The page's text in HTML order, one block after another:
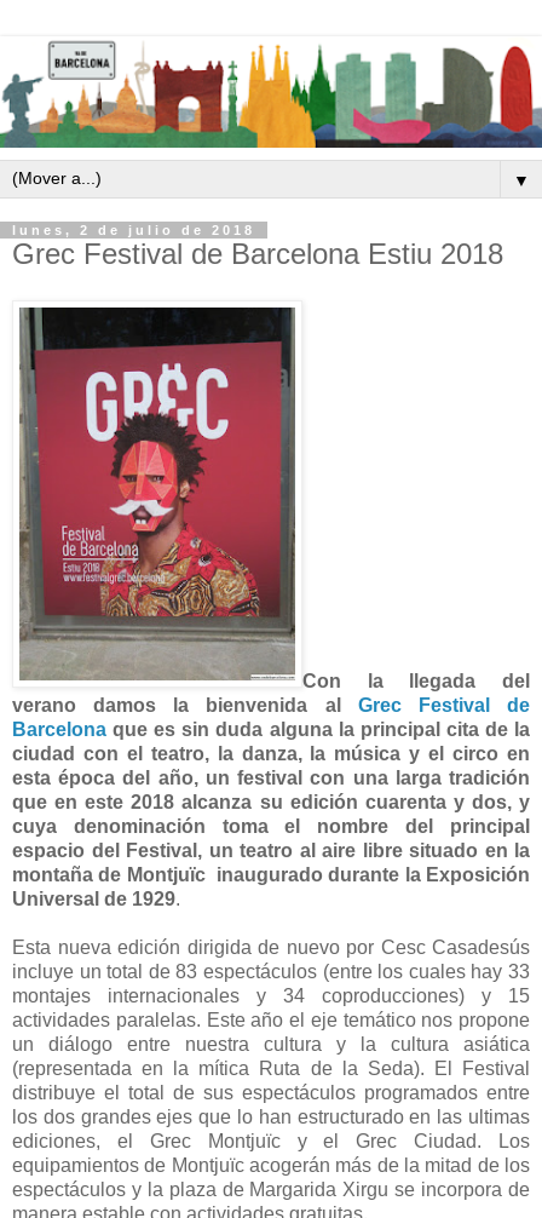
▼
lunes, 2 de julio de 2018
Grec Festival de Barcelona Estiu 2018
Con la llegada del
verano damos la bienvenida al Grec Festival de
Barcelona que es sin duda alguna la principal cita de la
ciudad con el teatro, la danza, la música y el circo en
esta época del año, un festival con una larga tradición
que en este 2018 alcanza su edición cuarenta y dos, y
cuya denominación toma el nombre del principal
espacio del Festival, un teatro al aire libre situado en la
montaña de Montjuïc inaugurado durante la Exposición
Universal de 1929.
Esta nueva edición dirigida de nuevo por Cesc Casadesús
incluye un total de 83 espectáculos (entre los cuales hay 33
montajes internacionales y 34 coproducciones) y 15
actividades paralelas. Este año el eje temático nos propone
un diálogo entre nuestra cultura y la cultura asiática
(representada en la mítica Ruta de la Seda). El Festival
distribuye el total de sus espectáculos programados entre
los dos grandes ejes que lo han estructurado en las ultimas
ediciones, el Grec Montjuïc y el Grec Ciudad. Los
equipamientos de Montjuïc acogerán más de la mitad de los
espectáculos y la plaza de Margarida Xirgu se incorpora de
manera estable con actividades gratuitas.